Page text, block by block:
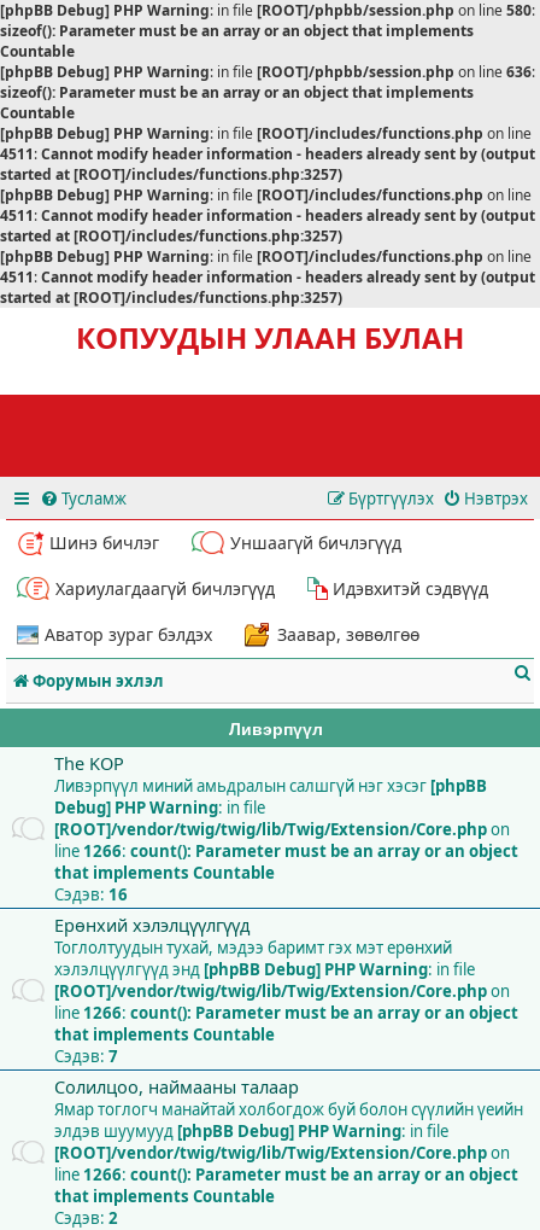
[phpBB Debug] PHP Warning: in file[ROOT]/phpbb/session.php on line580:
sizeof(): Parameter must be an array or an object that implements
Countable
[phpBB Debug] PHP Warning: in file[ROOT]/phpbb/session.php on line636:
sizeof(): Parameter must be an array or an object that implements
Countable
[phpBB Debug] PHP Warning: in file[ROOT]/includes/functions.php on line
4511:Cannot modify header information - headers already sent by (output
started at [ROOT]/includes/functions.php:3257)
[phpBB Debug] PHP Warning: in file[ROOT]/includes/functions.php on line
4511:Cannot modify header information - headers already sent by (output
started at [ROOT]/includes/functions.php:3257)
[phpBB Debug] PHP Warning: in file[ROOT]/includes/functions.php on line
4511:Cannot modify header information - headers already sent by (output
started at [ROOT]/includes/functions.php:3257)
КОПУУДЫН УЛААН БУЛАН
Тусламж Нэвтрэх
Бүртгүүлэх
Шинэ бичлэг
Уншаагүй бичлэгүүд
Хариулагдаагүй бичлэгүүд
Идэвхитэй сэдвүүд
Аватор зураг бэлдэх
Заавар, зөвөлгөө
Форумын эхлэл
а
Ливэрпүүл
The KOP
Ливэрпүүл миний амьдралын салшгүй нэг хэсэг [phpBB
Debug] PHP Warning: in file
[ROOT]/vendor/twig/twig/lib/Twig/Extension/Core.phpon
line 1266: count(): Parameter must be an array or an object
that implements Countable
Сэдэв: 16
Ерөнхий хэлэлцүүлгүүд
Тоглолтуудын тухай, мэдээ баримт гэх мэт ерөнхий
хэлэлцүүлгүүд энд [phpBB Debug] PHP Warning: in file
[ROOT]/vendor/twig/twig/lib/Twig/Extension/Core.phpon
line 1266: count(): Parameter must be an array or an object
that implements Countable
Сэдэв: 7
Солилцоо, наймааны талаар
Ямар тоглогч манайтай холбогдож буй болон сүүлийн үеийн
элдэв шуумууд [phpBB Debug] PHP Warning: in file
[ROOT]/vendor/twig/twig/lib/Twig/Extension/Core.phpon
line 1266: count(): Parameter must be an array or an object
that implements Countable
Сэдэв: 2